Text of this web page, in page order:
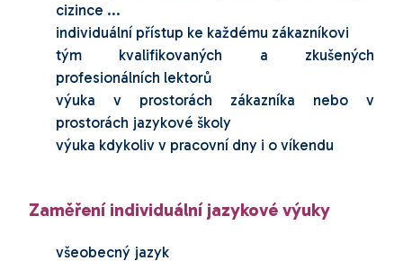
cizince ...
individuální přístup ke každému zákazníkovi
tým kvalifikovaných a zkušených
profesionálních lektorů
výuka v prostorách zákazníka nebo v
prostorách jazykové školy
výuka kdykoliv v pracovní dny i o víkendu
Zaměření individuální jazykové výuky
všeobecný jazyk